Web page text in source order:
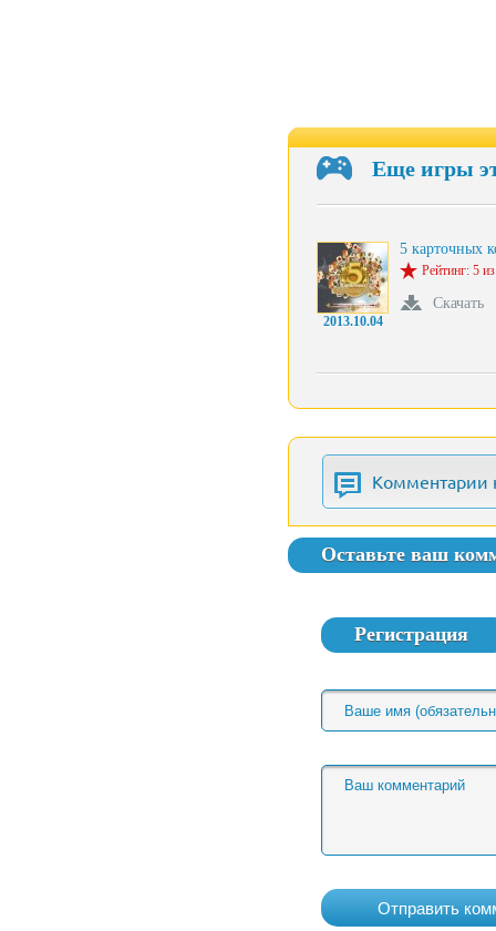
Еще игры
2013.10.04
5 карточных
Рейтинг: 5
Скачать
Комментарии
Оставьте ваш
Регистрация